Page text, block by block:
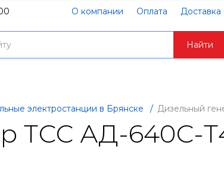
О компании Оплата Доставка
Найти
электростанции в Брянске / Дизельный
ТСС АД-640С-